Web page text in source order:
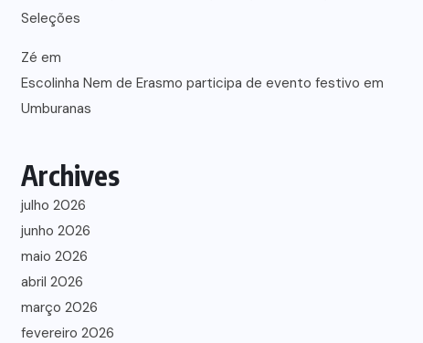
Seleções
Zé em
Escolinha Nem de Erasmo participa de evento festivo em
Umburanas
Archives
julho 2026
junho 2026
maio 2026
abril 2026
março 2026
fevereiro 2026